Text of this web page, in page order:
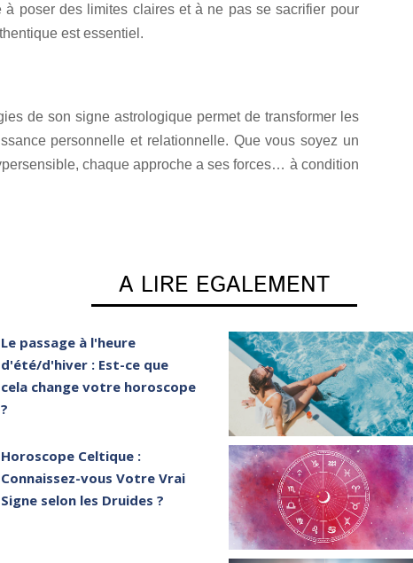
à poser des limites claires et à ne pas se sacrifier pour
est essentiel.
de son signe astrologique permet de transformer les
personnelle et relationnelle. Que vous soyez un
chaque approche a ses forces… à condition
A LIRE EGALEMENT
Le passage à l'heure
d'été/d'hiver : Est-ce que
cela change votre horoscope
?
Horoscope Celtique :
Connaissez-vous Votre Vrai
Signe selon les Druides ?